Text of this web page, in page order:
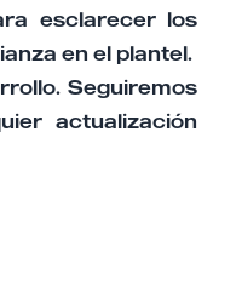
esclarecer los
en el plantel.
Seguiremos
actualización